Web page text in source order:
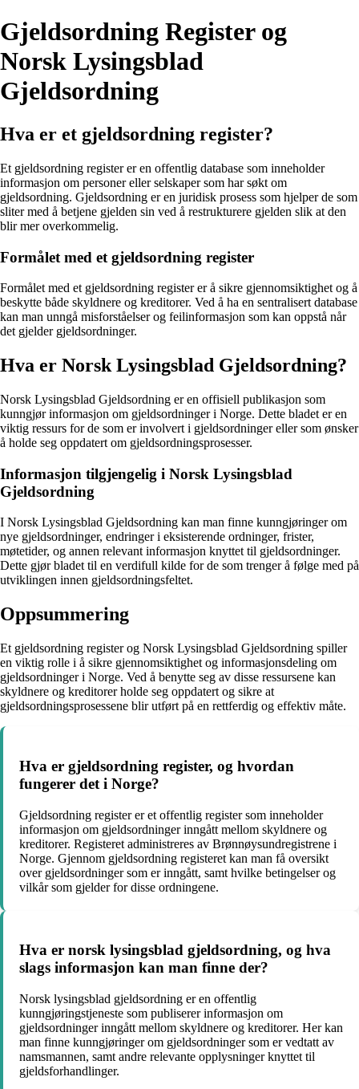
Gjeldsordning Register og
Norsk Lysingsblad
Gjeldsordning
Hva er et gjeldsordning register?
Et gjeldsordning register er en offentlig database som inneholder
informasjon om personer eller selskaper som har søkt om
gjeldsordning. Gjeldsordning er en juridisk prosess som hjelper de som
sliter med å betjene gjelden sin ved å restrukturere gjelden slik at den
blir mer overkommelig.
Formålet med et gjeldsordning register
Formålet med et gjeldsordning register er å sikre gjennomsiktighet og å
beskytte både skyldnere og kreditorer. Ved å ha en sentralisert database
kan man unngå misforståelser og feilinformasjon som kan oppstå når
det gjelder gjeldsordninger.
Hva er Norsk Lysingsblad Gjeldsordning?
Norsk Lysingsblad Gjeldsordning er en offisiell publikasjon som
kunngjør informasjon om gjeldsordninger i Norge. Dette bladet er en
viktig ressurs for de som er involvert i gjeldsordninger eller som ønsker
å holde seg oppdatert om gjeldsordningsprosesser.
Informasjon tilgjengelig i Norsk Lysingsblad
Gjeldsordning
I Norsk Lysingsblad Gjeldsordning kan man finne kunngjøringer om
nye gjeldsordninger, endringer i eksisterende ordninger, frister,
møtetider, og annen relevant informasjon knyttet til gjeldsordninger.
Dette gjør bladet til en verdifull kilde for de som trenger å følge med på
utviklingen innen gjeldsordningsfeltet.
Oppsummering
Et gjeldsordning register og Norsk Lysingsblad Gjeldsordning spiller
en viktig rolle i å sikre gjennomsiktighet og informasjonsdeling om
gjeldsordninger i Norge. Ved å benytte seg av disse ressursene kan
skyldnere og kreditorer holde seg oppdatert og sikre at
gjeldsordningsprosessene blir utført på en rettferdig og effektiv måte.
Hva er gjeldsordning register, og hvordan
fungerer det i Norge?
Gjeldsordning register er et offentlig register som inneholder
informasjon om gjeldsordninger inngått mellom skyldnere og
kreditorer. Registeret administreres av Brønnøysundregistrene i
Norge. Gjennom gjeldsordning registeret kan man få oversikt
over gjeldsordninger som er inngått, samt hvilke betingelser og
vilkår som gjelder for disse ordningene.
Hva er norsk lysingsblad gjeldsordning, og hva
slags informasjon kan man finne der?
Norsk lysingsblad gjeldsordning er en offentlig
kunngjøringstjeneste som publiserer informasjon om
gjeldsordninger inngått mellom skyldnere og kreditorer. Her kan
man finne kunngjøringer om gjeldsordninger som er vedtatt av
namsmannen, samt andre relevante opplysninger knyttet til
gjeldsforhandlinger.